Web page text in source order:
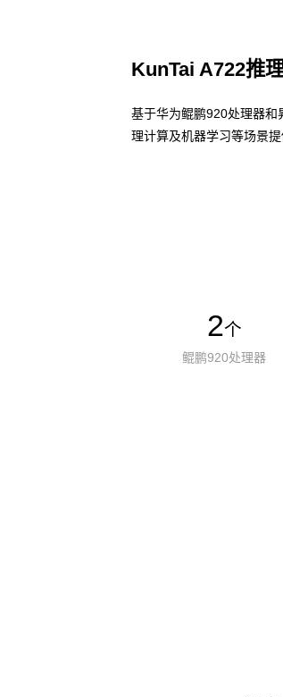
KunTai A722推
基于华为鲲鹏920处理器和
理计算及机器学习等场景
2个
鲲鹏920处理器